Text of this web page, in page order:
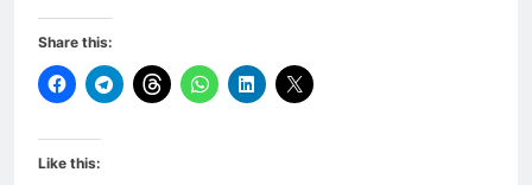
Share this:
Like this: